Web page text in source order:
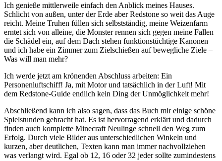
Ich genieße mittlerweile einfach den Anblick meines Hauses.
Schlicht von außen, unter der Erde aber Redstone so weit das Auge
reicht. Meine Truhen füllen sich selbstständig, meine Weizenfarm
erntet sich von alleine, die Monster rennen sich gegen meine Fallen
die Schädel ein, auf dem Dach stehen funktionstüchtige Kanonen
und ich habe ein Zimmer zum Zielschießen auf bewegliche Ziele –
Was will man mehr?
Ich werde jetzt am krönenden Abschluss arbeiten: Ein
Personenluftschiff! Ja, mit Motor und tatsächlich in der Luft! Mit
dem Redstone-Guide endlich kein Ding der Unmöglichkeit mehr!
Abschließend kann ich also sagen, dass das Buch mir einige schöne
Spielstunden gebracht hat. Es ist hervorragend erklärt und dadurch
finden auch komplette Minecraft Neulinge schnell den Weg zum
Erfolg. Durch viele Bilder aus unterschiedlichen Winkeln und
kurzen, aber deutlichen, Texten kann man immer nachvollziehen
was verlangt wird. Egal ob 12, 16 oder 32 jeder sollte zumindestens